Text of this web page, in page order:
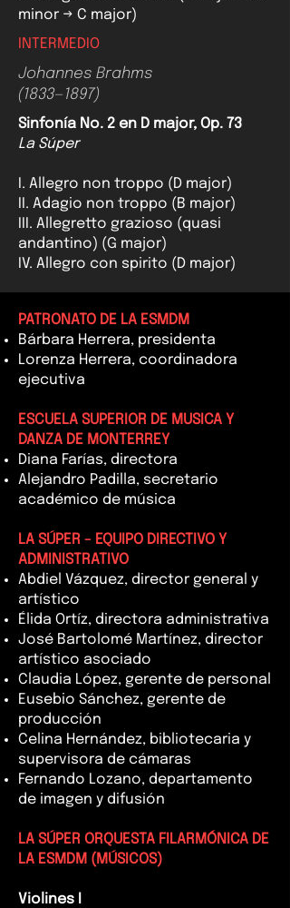
minor → C major)
INTERMEDIO
Johannes Brahms
(1833—1897)
Sinfonía No. 2 en D major, Op. 73
La Súper
I. Allegro non troppo (D major)
II. Adagio non troppo (B major)
III. Allegretto grazioso (quasi
andantino) (G major)
IV. Allegro con spirito (D major)
PATRONATO DE LA ESMDM
Bárbara Herrera, presidenta
Lorenza Herrera, coordinadora
ejecutiva
ESCUELA SUPERIOR DE MUSICA Y
DANZA DE MONTERREY
Diana Farías, directora
Alejandro Padilla, secretario
académico de música
LA SÚPER - EQUIPO DIRECTIVO Y
ADMINISTRATIVO
Abdiel Vázquez, director general y
artístico
Élida Ortíz, directora administrativa
José Bartolomé Martínez, director
artístico asociado
Claudia López, gerente de personal
Eusebio Sánchez, gerente de
producción
Celina Hernández, bibliotecaria y
supervisora de cámaras
Fernando Lozano, departamento
de imagen y difusión
LA SÚPER ORQUESTA FILARMÓNICA DE
LA ESMDM (MÚSICOS)
Violines I